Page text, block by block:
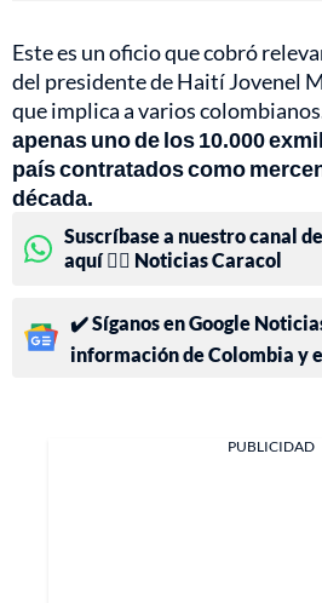
Este es un oficio que cobró
del presidente de Haití Jovenel
que implica a varios
apenas uno de los 10.000
país contratados como
década.
Suscríbase a nuestro canal
aquí 👉🏻 Noticias Caracol
✔️ Síganos en Google
información de Colombia y
PUBLICIDAD